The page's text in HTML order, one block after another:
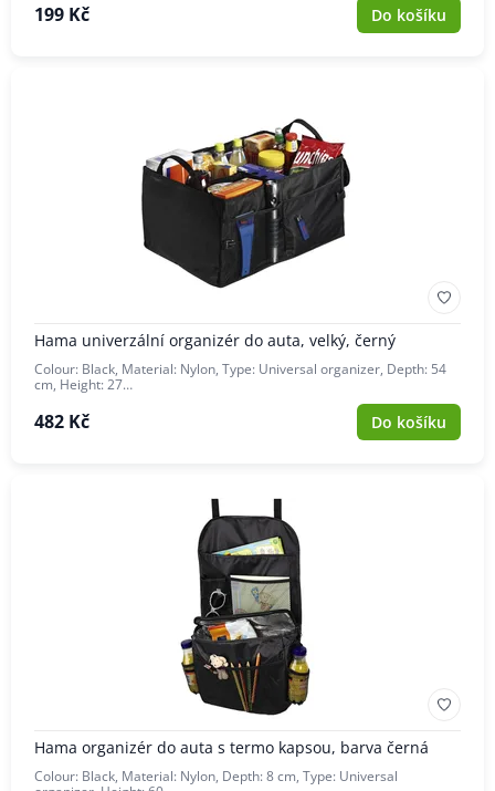
199 Kč Do košíku
Hama univerzální organizér do auta, velký, černý
Colour: Black, Material: Nylon, Type: Universal organizer, Depth: 54
cm, Height: 27…
482 Kč Do košíku
Hama organizér do auta s termo kapsou, barva černá
Colour: Black, Material: Nylon, Depth: 8 cm, Type: Universal